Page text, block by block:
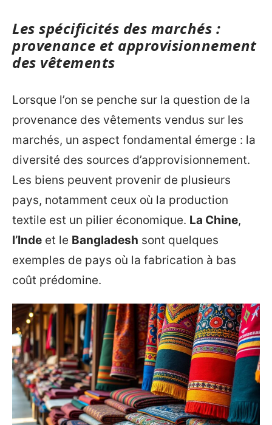
Les spécificités des marchés :
provenance et approvisionnement
des vêtements
Lorsque l’on se penche sur la question de la
provenance des vêtements vendus sur les
marchés, un aspect fondamental émerge : la
diversité des sources d’approvisionnement.
Les biens peuvent provenir de plusieurs
pays, notamment ceux où la production
textile est un pilier économique. La Chine,
l’Inde et le Bangladesh sont quelques
exemples de pays où la fabrication à bas
coût prédomine.